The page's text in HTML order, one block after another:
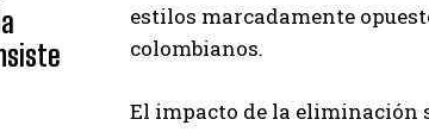
estilos marcadamente
colombianos.
El impacto de la eliminación